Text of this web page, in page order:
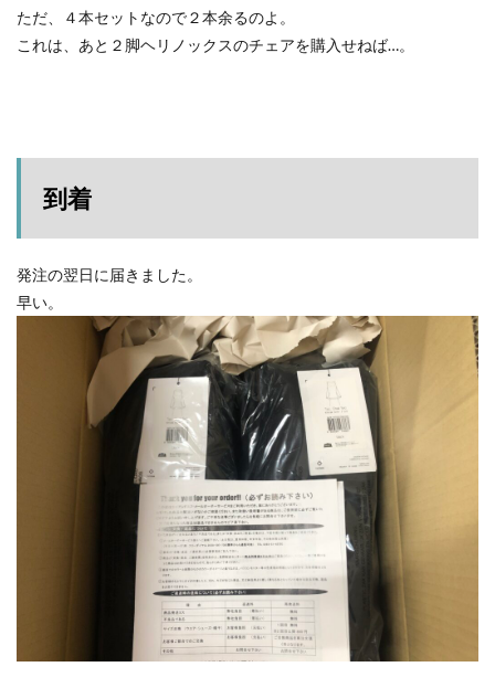
ただ、４本セットなので２本余るのよ。
これは、あと２脚ヘリノックスのチェアを購入せねば…。
到着
発注の翌日に届きました。
早い。